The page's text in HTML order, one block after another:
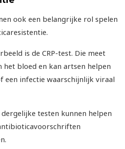
ook een belangrijke rol spelen
is de CRP-test. Die meet
het bloed en kan artsen helpen
een infectie waarschijnlijk viraal
testen kunnen helpen